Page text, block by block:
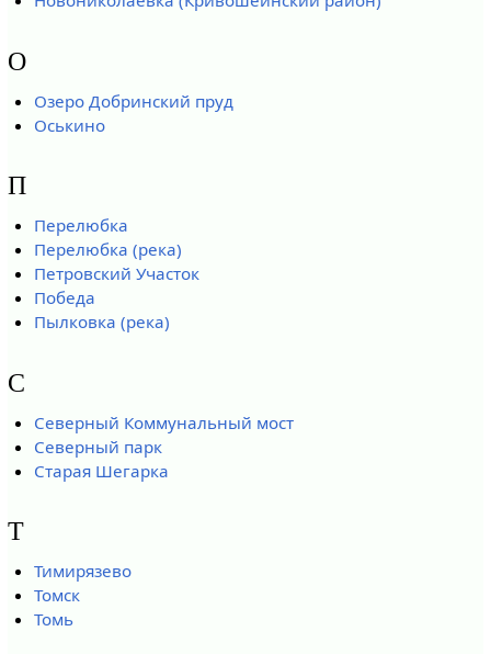
О
Озеро Добринский пруд
Оськино
П
Перелюбка
Перелюбка (река)
Петровский Участок
Победа
Пылковка (река)
С
Северный Коммунальный мост
Северный парк
Старая Шегарка
Т
Тимирязево
Томск
Томь